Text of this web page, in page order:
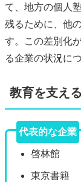
て、地方の個人
残るために、他
す。この差別化
る企業の状況に
教育を支え
代表的な企業
啓林館
東京書籍